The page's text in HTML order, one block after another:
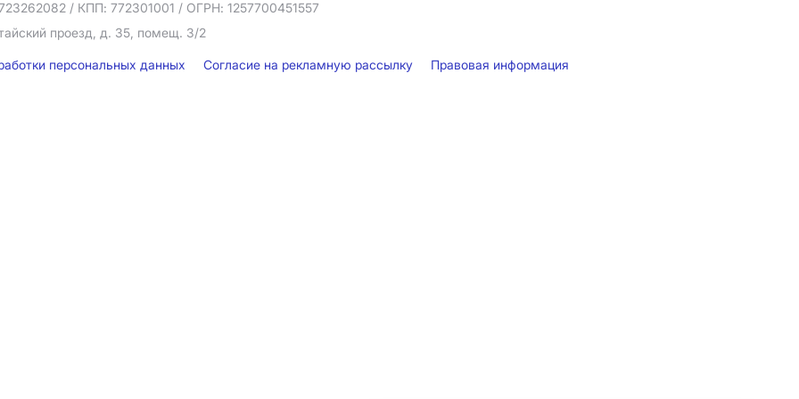
/ КПП: 772301001 / ОГРН: 1257700451557
проезд, д. 35, помещ. 3/2
персональных данных Согласие на рекламную рассылку Правовая информация